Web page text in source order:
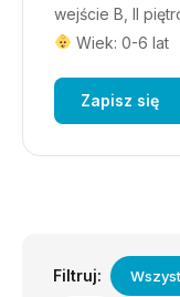
wejście B, II
Wiek: 0-6 lat
Zapisz się
Filtruj: